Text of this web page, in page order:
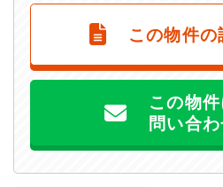
この物件
この物
問い合